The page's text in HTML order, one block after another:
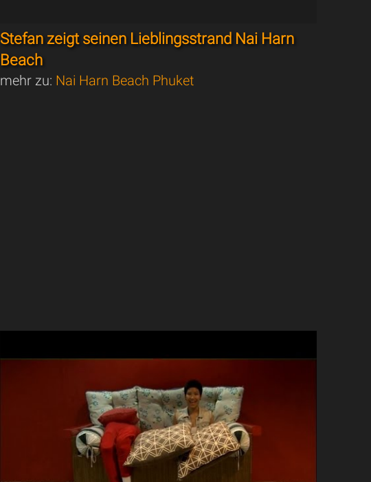
Stefan zeigt seinen Lieblingsstrand Nai Harn
Beach
mehr zu: Nai Harn Beach Phuket